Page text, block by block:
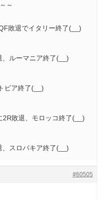
～
敗退でイタリー終了(__)
、ルーマニア終了(__)
ビア終了(__)
敗退、モロッコ終了(__)
スロバキア終了(__)
#60505